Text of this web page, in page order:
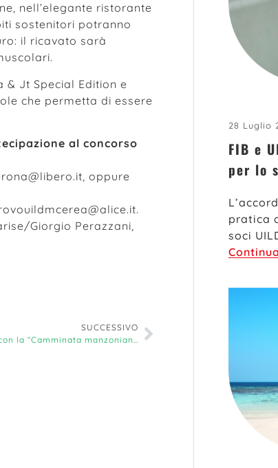
nell’elegante ristorante
sostenitori potranno
il ricavato sarà
Jt Special Edition e
che permetta di essere
al concorso
oppure
Giorgio Perazzani,
SUCCESSIVO
28 Luglio
FIB e
per lo
pratica
soci